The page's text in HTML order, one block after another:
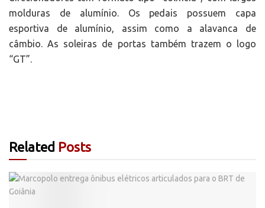
molduras de alumínio. Os pedais possuem capa
esportiva de alumínio, assim como a alavanca de
câmbio. As soleiras de portas também trazem o logo
“GT”.
Related Posts